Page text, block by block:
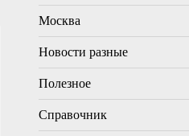
Москва
Новости разные
Полезное
Справочник